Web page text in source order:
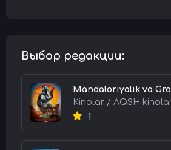
Выбор редакции:
1